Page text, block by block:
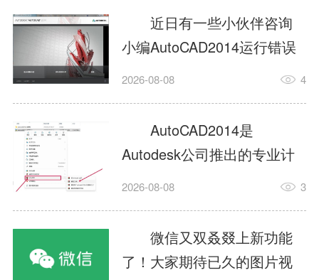
用图案填充的内容，还有不
清楚小伙伴和小编一起去学
习一下吧。1.打开
AutoCAD2014这款软件，进
入AutoCAD2014的操作界
面，如图所示：2.在该界面内
找到矩形选项，如图所示：3.
点击矩...
近日有一些小伙伴咨询
小编AutoCAD2014运行错误
怎么办?下面就为大家带来了
办的解决方法，有需要的小
伙伴可以来了解了解哦。1.打
开控制面板，选择
AutodeskAutoCAD2014。2.
等AutodeskAutoCAD2014的
安装程序加载完毕。3.选择添
加/...
2026-08-08 4
AutoCAD2014是
Autodesk公司推出的专业计
算机辅助设计（CAD）软
子、建筑、服装等多个工程
与设计领域。作为行业标准
工具之一，它提供了强大的
2026-08-08 3
微信又双叒叕上新功能
了！大家期待已久的图片视